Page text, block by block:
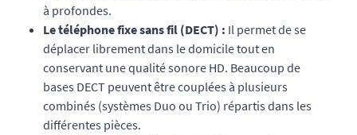
à profondes.
Le téléphone fixe sans fil (DECT) : Il permet de se
déplacer librement dans le domicile tout en
conservant une qualité sonore HD. Beaucoup de
bases DECT peuvent être couplées à plusieurs
combinés (systèmes Duo ou Trio) répartis dans les
différentes pièces.